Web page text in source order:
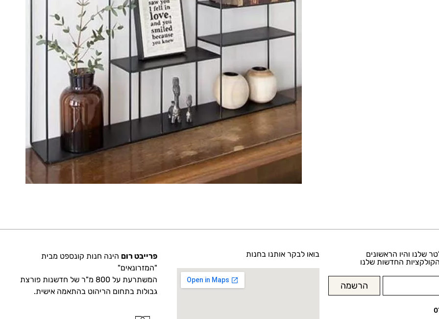
שלנו והיו הראשונים
החדשות שלנו
הרשמה
בואו לבקר אותנו בחנות פרייבט רום הינה חנות קונספט מבית
"המזרונאים"
המשתרעת על 800 מ"ר של חדשנות פורצת
גבולות בתחום הריהוט בהתאמה אישית.